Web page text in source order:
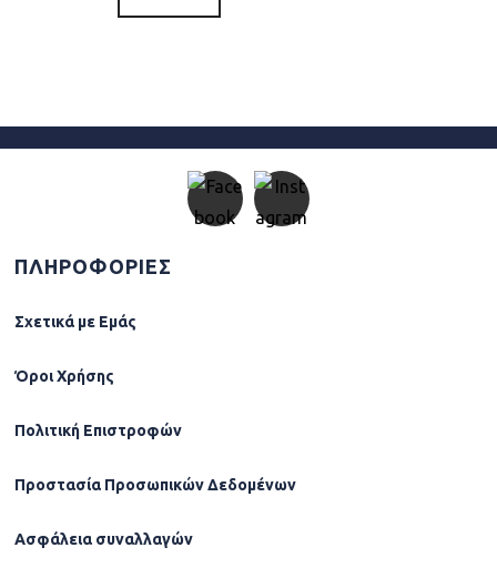
ΠΛΗΡΟΦΟΡΙΕΣ
Σχετικά µε Εµάς
Όροι Χρήσης
Πολιτική Επιστροφών
Προστασία Προσωπικών Δεδομένων
Ασφάλεια συναλλαγών